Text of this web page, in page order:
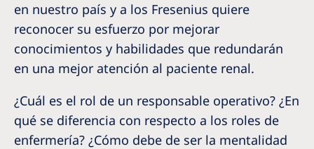
Spain
Sweden
Switzerland
United Kingdom
Asia Pacific
en nuestro país y a los Fresenius quiere
reconocer su esfuerzo por mejorar
conocimientos y habilidades que redundarán
en una mejor atención al paciente renal.
¿Cuál es el rol de un responsable operativo? ¿En
qué se diferencia con respecto a los roles de
enfermería? ¿Cómo debe de ser la mentalidad